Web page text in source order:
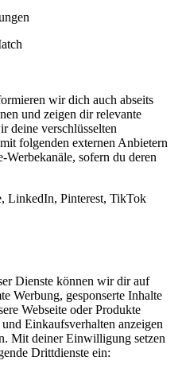
wir dich auch abseits
und zeigen dir relevante
deine verschlüsselten
folgenden externen Anbietern
Werbekanäle, sofern du deren
LinkedIn, Pinterest, TikTok
Dienste können wir dir auf
Werbung, gesponserte Inhalte
Webseite oder Produkte
Einkaufsverhalten anzeigen
Mit deiner Einwilligung setzen
Drittdienste ein: